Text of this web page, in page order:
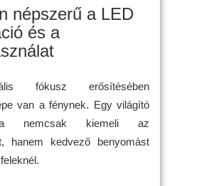
népszerű a LED
és a
fókusz erősítésében
van a fénynek. Egy világító
nemcsak kiemeli az
hanem kedvező benyomást